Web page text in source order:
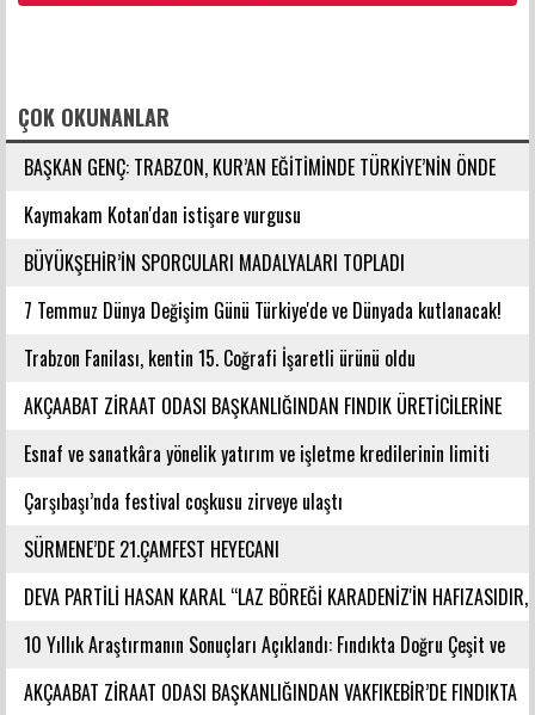
ÇOK OKUNANLAR
BAŞKAN GENÇ: TRABZON, KUR’AN EĞİTİMİNDE TÜRKİYE’NİN ÖNDE
GELEN ŞEHİRLERİNDENDİR
Kaymakam Kotan'dan istişare vurgusu
BÜYÜKŞEHİR’İN SPORCULARI MADALYALARI TOPLADI
7 Temmuz Dünya Değişim Günü Türkiye'de ve Dünyada kutlanacak!
Trabzon Fanilası, kentin 15. Coğrafi İşaretli ürünü oldu
AKÇAABAT ZİRAAT ODASI BAŞKANLIĞINDAN FINDIK ÜRETİCİLERİNE
AĞUSTOS AYI İÇİN UYARI!
Esnaf ve sanatkâra yönelik yatırım ve işletme kredilerinin limiti
artırıldı
Çarşıbaşı’nda festival coşkusu zirveye ulaştı
SÜRMENE’DE 21.ÇAMFEST HEYECANI
DEVA PARTİLİ HASAN KARAL “LAZ BÖREĞİ KARADENİZ'İN HAFIZASIDIR,
KİMLİĞİ DEĞİŞTİRİLEMEZ”
10 Yıllık Araştırmanın Sonuçları Açıklandı: Fındıkta Doğru Çeşit ve
Rakım Belirlendi
AKÇAABAT ZİRAAT ODASI BAŞKANLIĞINDAN VAKFIKEBİR’DE FINDIKTA